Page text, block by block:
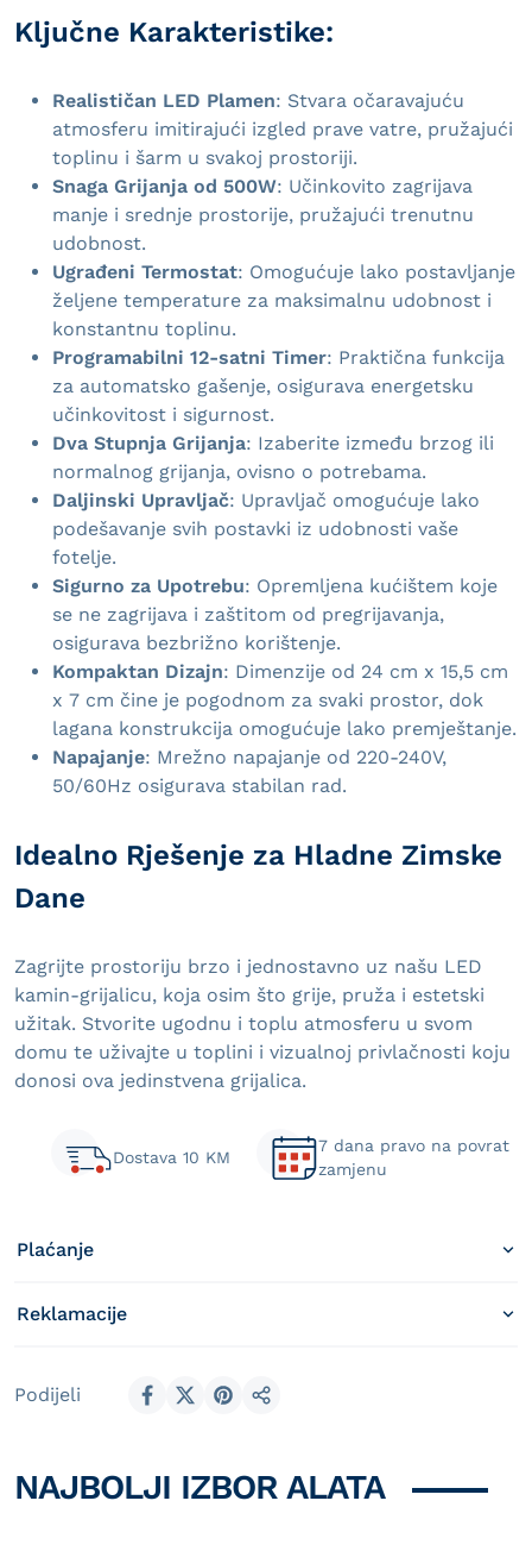
Ključne Karakteristike:
Realističan LED Plamen: Stvara očaravajuću
atmosferu imitirajući izgled prave vatre, pružajući
toplinu i šarm u svakoj prostoriji.
Snaga Grijanja od 500W: Učinkovito zagrijava
manje i srednje prostorije, pružajući trenutnu
udobnost.
Ugrađeni Termostat: Omogućuje lako postavljanje
željene temperature za maksimalnu udobnost i
konstantnu toplinu.
Programabilni 12-satni Timer: Praktična funkcija
za automatsko gašenje, osigurava energetsku
učinkovitost i sigurnost.
Dva Stupnja Grijanja: Izaberite između brzog ili
normalnog grijanja, ovisno o potrebama.
Daljinski Upravljač: Upravljač omogućuje lako
podešavanje svih postavki iz udobnosti vaše
fotelje.
Sigurno za Upotrebu: Opremljena kućištem koje
se ne zagrijava i zaštitom od pregrijavanja,
osigurava bezbrižno korištenje.
Kompaktan Dizajn: Dimenzije od 24 cm x 15,5 cm
x 7 cm čine je pogodnom za svaki prostor, dok
lagana konstrukcija omogućuje lako premještanje.
Napajanje: Mrežno napajanje od 220-240V,
50/60Hz osigurava stabilan rad.
Idealno Rješenje za Hladne Zimske
Dane
Zagrijte prostoriju brzo i jednostavno uz našu LED
kamin-grijalicu, koja osim što grije, pruža i estetski
užitak. Stvorite ugodnu i toplu atmosferu u svom
domu te uživajte u toplini i vizualnoj privlačnosti koju
donosi ova jedinstvena grijalica.
Dostava 10 KM
7 dana pravo na povrat
zamjenu
Plaćanje
Reklamacije
Podijeli
Podijeli
Možda Vam se svidi
NAJBOLJI IZBOR ALATA